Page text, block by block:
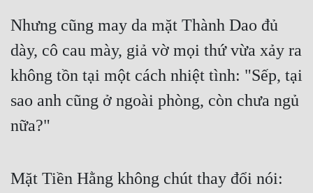
Nhưng cũng may da mặt Thành Dao đủ
dày, cô cau mày, giả vờ mọi thứ vừa xảy ra
không tồn tại một cách nhiệt tình: "Sếp, tại
sao anh cũng ở ngoài phòng, còn chưa ngủ
nữa?"
Mặt Tiền Hằng không chút thay đổi nói: